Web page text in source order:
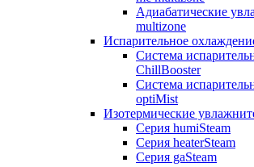
Адиабатические
multizone
Испарительное
Система
ChillBooster
Система
optiMist
Изотермические
Серия humiSteam
Серия heaterSteam
Серия gaSteam